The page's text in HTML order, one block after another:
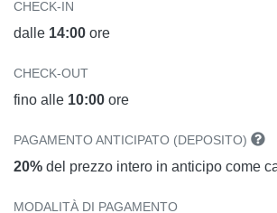
CHECK-IN
dalle 14:00 ore
CHECK-OUT
fino alle 10:00 ore
PAGAMENTO ANTICIPATO (DEPOSITO)
20% del prezzo intero in anticipo come
MODALITÀ DI PAGAMENTO